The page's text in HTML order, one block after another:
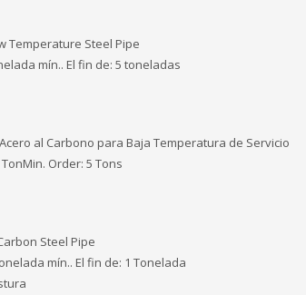
Temperature Steel Pipe
mín.. El fin de: 5 toneladas
al Carbono para Baja Temperatura de Servicio
Order: 5 Tons
Steel Pipe
mín.. El fin de: 1 Tonelada